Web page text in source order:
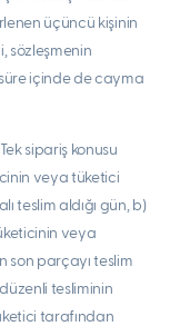
üçüncü kişinin
sözleşmenin
içinde de cayma
sipariş konusu
veya tüketici
teslim aldığı gün, b)
veya
son parçayı teslim
tesliminin
tarafından